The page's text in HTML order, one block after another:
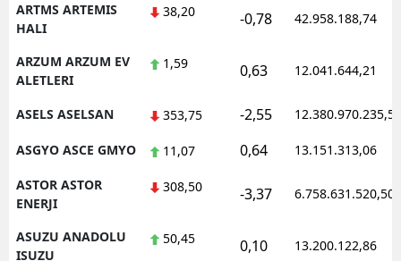
ARTMS ARTEMIS
HALI
38,20 -0,78 42.958.188,74
ARZUM ARZUM EV
ALETLERI
1,59 0,63 12.041.644,21
ASELS ASELSAN 353,75 -2,55 12.380.970.235,50
ASGYO ASCE GMYO 11,07 0,64 13.151.313,06
ASTOR ASTOR
ENERJI
308,50 -3,37 6.758.631.520,50
ASUZU ANADOLU
ISUZU
50,45 0,10 13.200.122,86